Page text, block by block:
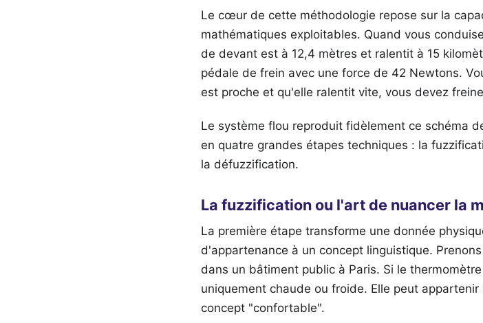
Le cœur de cette méthodologie repose sur la
mathématiques exploitables. Quand vous
de devant est à 12,4 mètres et ralentit à 15
pédale de frein avec une force de 42 Newtons.
est proche et qu'elle ralentit vite, vous devez
Le système flou reproduit fidèlement ce schéma
en quatre grandes étapes techniques : la
la défuzzification.
La fuzzification ou l'art de nuancer la
La première étape transforme une donnée
d'appartenance à un concept linguistique.
dans un bâtiment public à Paris. Si le
uniquement chaude ou froide. Elle peut
concept "confortable".